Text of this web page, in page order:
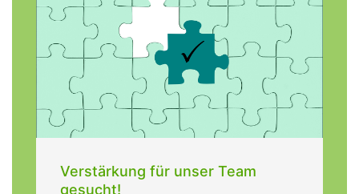
Verstärkung für unser Team
gesucht!